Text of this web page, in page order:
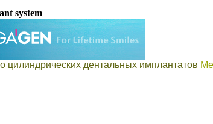
system
цилиндрических дентальных имплантатов